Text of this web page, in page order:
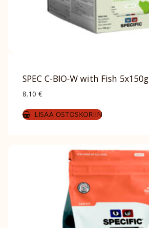
SPEC C-BIO-W with Fish 5x150g
8,10 €
LISÄÄ OSTOSKORIIN